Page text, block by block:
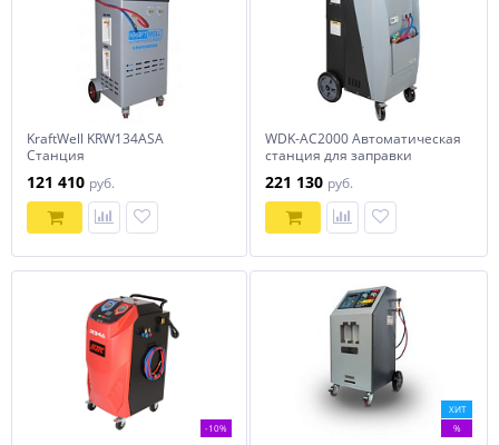
KraftWell KRW134ASA
Станция
заправки автомобильных
кондиционеров
121 410 руб.
WDK-AC2000 Автоматическая
станция для заправки
221 130 руб.
-10%
ХИТ
%